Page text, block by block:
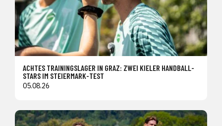
ACHTES TRAININGSLAGER IN GRAZ: ZWEI KIELER HANDBALL-
STARS IM STEIERMARK-TEST
05.08.26